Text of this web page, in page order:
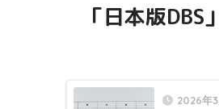
「日本版
2026年